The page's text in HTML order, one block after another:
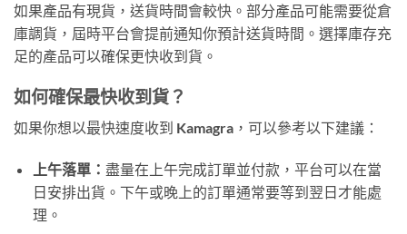
如果產品有現貨，送貨時間會較快。部分產品可能需要從倉
庫調貨，屆時平台會提前通知你預計送貨時間。選擇庫存充
足的產品可以確保更快收到貨。
如何確保最快收到貨？
如果你想以最快速度收到 Kamagra，可以參考以下建議：
上午落單： 盡量在上午完成訂單並付款，平台可以在當
日安排出貨。下午或晚上的訂單通常要等到翌日才能處
理。